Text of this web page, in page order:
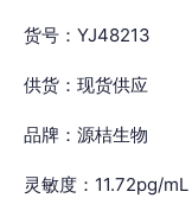
货号：YJ48213
供货：现货供应
品牌：源桔生物
灵敏度：11.72pg/mL